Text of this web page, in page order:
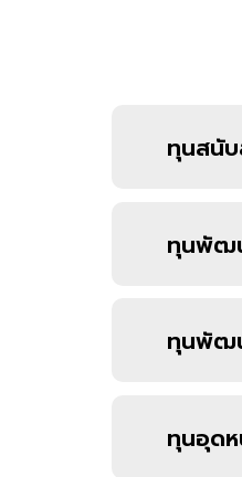
ทุนสนับ
ทุนพัฒ
ทุนพัฒน
ทุนอุด